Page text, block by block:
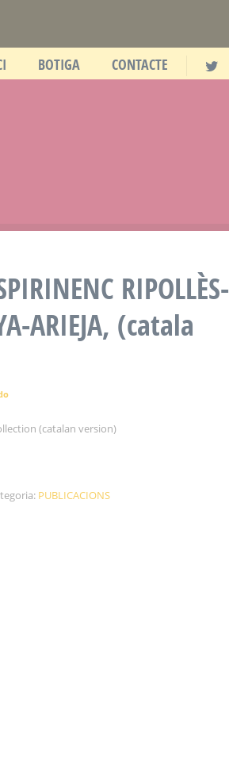
BOTIGA CONTACTE
RIPOLLÈS-
ARIEJA, (catala
(catalan version)
PUBLICACIONS